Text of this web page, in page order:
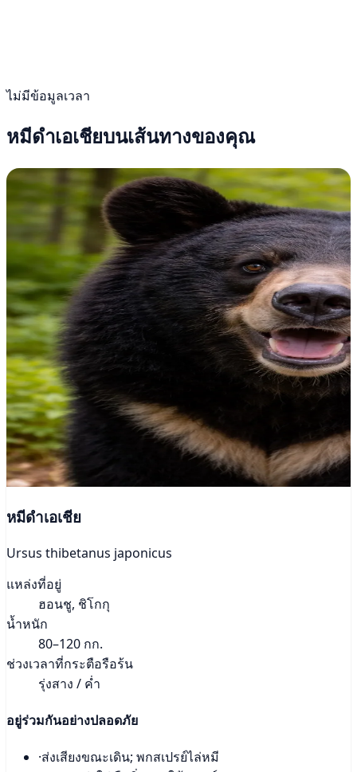
ไม่มีข้อมูลเวลา
หมีดำเอเชียบนเส้นทางของคุณ
หมีดำเอเชีย
Ursus thibetanus japonicus
แหล่งที่อยู่
ฮอนชู, ชิโกกุ
น้ำหนัก
80–120 กก.
ช่วงเวลาที่กระตือรือร้น
รุ่งสาง / ค่ำ
อยู่ร่วมกันอย่างปลอดภัย
·ส่งเสียงขณะเดิน; พกสเปรย์ไล่หมี